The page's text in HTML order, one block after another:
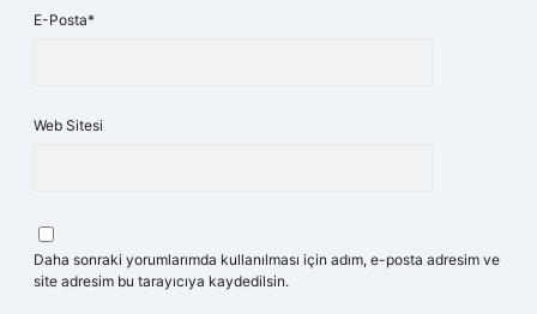
E-Posta*
Web Sitesi
Daha sonraki yorumlarımda kullanılması için adım, e-posta adresim ve
site adresim bu tarayıcıya kaydedilsin.